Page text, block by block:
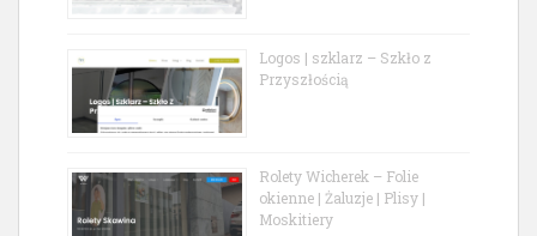
Logos | szklarz – Szkło z
Przyszłością
Rolety Wicherek – Folie
okienne | Żaluzje | Plisy |
Moskitiery